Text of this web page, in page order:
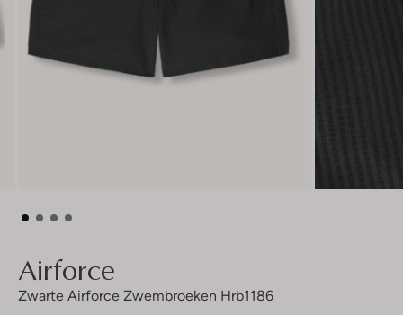
Airforce
Zwarte Airforce Zwembroeken Hrb1186